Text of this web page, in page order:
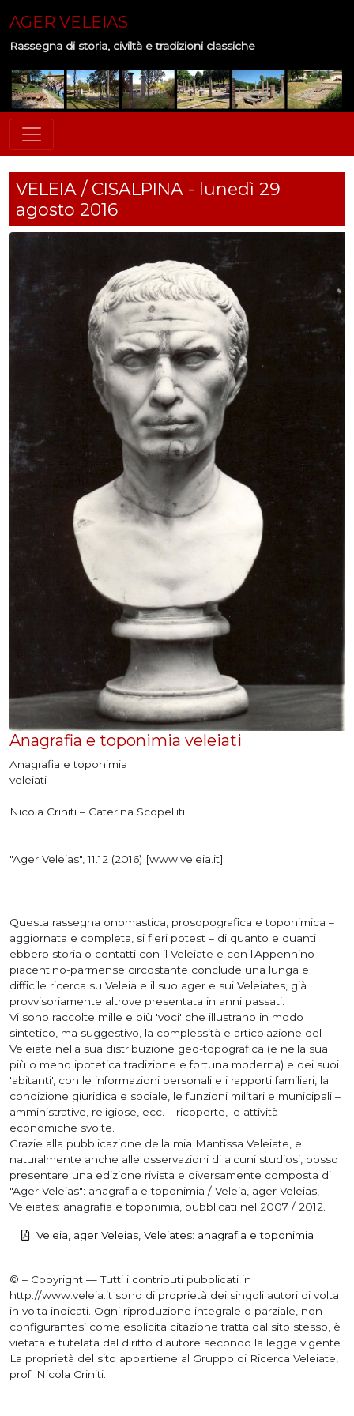
AGER VELEIAS
Rassegna di storia, civiltà e tradizioni classiche
VELEIA / CISALPINA - lunedì 29
agosto 2016
Anagrafia e toponimia veleiati
Anagrafia e toponimia
veleiati
Nicola Criniti – Caterina Scopelliti
"Ager Veleias", 11.12 (2016) [www.veleia.it]
Questa rassegna onomastica, prosopografica e toponimica –
aggiornata e completa, si fieri potest – di quanto e quanti
ebbero storia o contatti con il Veleiate e con l'Appennino
piacentino-parmense circostante conclude una lunga e
difficile ricerca su Veleia e il suo ager e sui Veleiates, già
provvisoriamente altrove presentata in anni passati.
Vi sono raccolte mille e più 'voci' che illustrano in modo
sintetico, ma suggestivo, la complessità e articolazione del
Veleiate nella sua distribuzione geo-topografica (e nella sua
più o meno ipotetica tradizione e fortuna moderna) e dei suoi
'abitanti', con le informazioni personali e i rapporti familiari, la
condizione giuridica e sociale, le funzioni militari e municipali –
amministrative, religiose, ecc. – ricoperte, le attività
economiche svolte.
Grazie alla pubblicazione della mia Mantissa Veleiate, e
naturalmente anche alle osservazioni di alcuni studiosi, posso
presentare una edizione rivista e diversamente composta di
"Ager Veleias": anagrafia e toponimia / Veleia, ager Veleias,
Veleiates: anagrafia e toponimia, pubblicati nel 2007 / 2012.
Veleia, ager Veleias, Veleiates: anagrafia e toponimia
© – Copyright — Tutti i contributi pubblicati in
http://www.veleia.it sono di proprietà dei singoli autori di volta
in volta indicati. Ogni riproduzione integrale o parziale, non
configurantesi come esplicita citazione tratta dal sito stesso, è
vietata e tutelata dal diritto d'autore secondo la legge vigente.
La proprietà del sito appartiene al Gruppo di Ricerca Veleiate,
prof. Nicola Criniti.